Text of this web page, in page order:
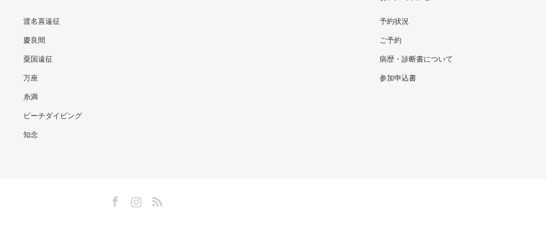
渡名喜遠征
慶良間
粟国遠征
万座
糸満
ビーチダイビング
知念
予約状況
ご予約
病歴・診断書について
参加申込書